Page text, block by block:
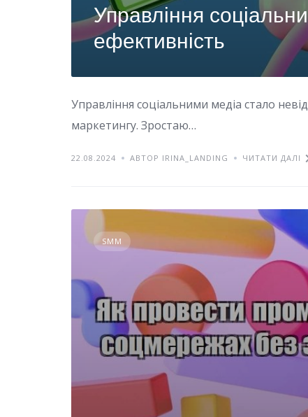
Управління
ефективність
Управління соціальними медіа стало
маркетингу. Зростаю…
22.08.2024 АВТОР IRINA_LANDING ЧИТАТИ ДАЛІ
SMM